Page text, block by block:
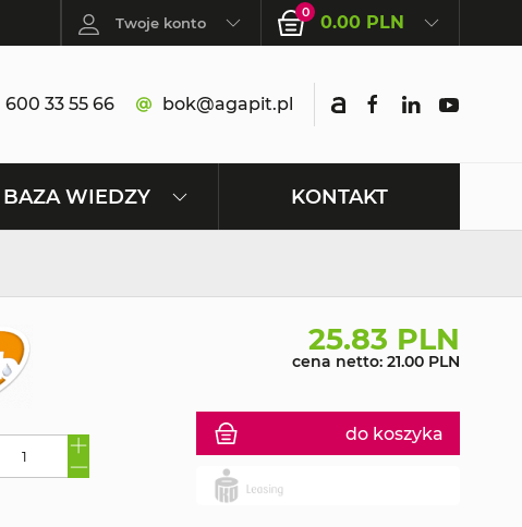
Twoje konto
0 0.00 PLN
600 33 55 66 bok@agapit.pl
BAZA WIEDZY KONTAKT
25.83 PLN
cena netto: 21.00 PLN
do koszyka